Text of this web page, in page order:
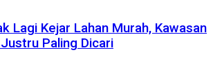
Lagi Kejar Lahan Murah, Kawasan
Paling Dicari